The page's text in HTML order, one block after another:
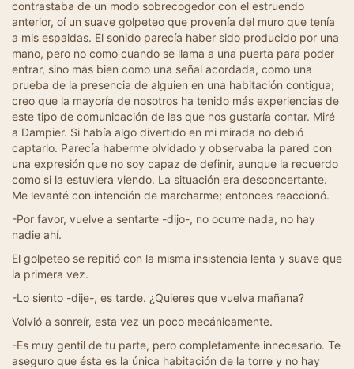
contrastaba de un modo sobrecogedor con el estruendo
anterior, oí un suave golpeteo que provenía del muro que tenía
a mis espaldas. El sonido parecía haber sido producido por una
mano, pero no como cuando se llama a una puerta para poder
entrar, sino más bien como una señal acordada, como una
prueba de la presencia de alguien en una habitación contigua;
creo que la mayoría de nosotros ha tenido más experiencias de
este tipo de comunicación de las que nos gustaría contar. Miré
a Dampier. Si había algo divertido en mi mirada no debió
captarlo. Parecía haberme olvidado y observaba la pared con
una expresión que no soy capaz de definir, aunque la recuerdo
como si la estuviera viendo. La situación era desconcertante.
Me levanté con intención de marcharme; entonces reaccionó.
-Por favor, vuelve a sentarte -dijo-, no ocurre nada, no hay
nadie ahí.
El golpeteo se repitió con la misma insistencia lenta y suave que
la primera vez.
-Lo siento -dije-, es tarde. ¿Quieres que vuelva mañana?
Volvió a sonreír, esta vez un poco mecánicamente.
-Es muy gentil de tu parte, pero completamente innecesario. Te
aseguro que ésta es la única habitación de la torre y no hay